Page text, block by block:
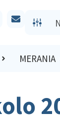
MERANIA